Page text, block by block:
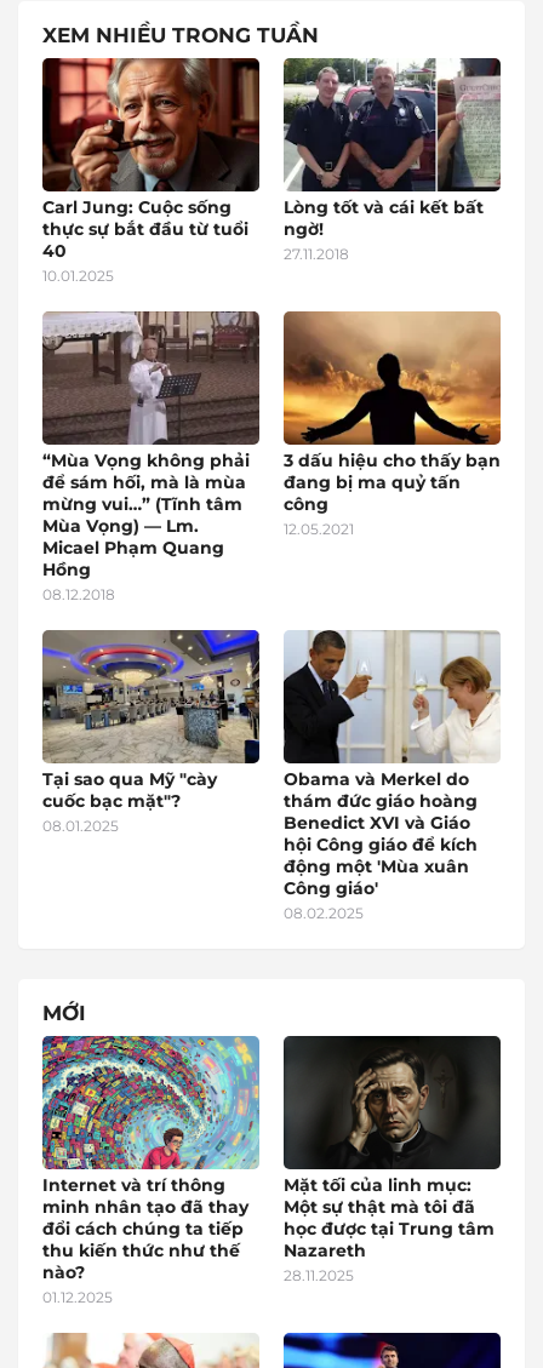
XEM NHIỀU TRONG TUẦN
Carl Jung: Cuộc sống
thực sự bắt đầu từ tuổi
40
10.01.2025
Lòng tốt và cái kết bất
ngờ!
27.11.2018
“Mùa Vọng không phải
để sám hối, mà là mùa
mừng vui…” (Tĩnh tâm
Mùa Vọng) — Lm.
Micael Phạm Quang
Hồng
08.12.2018
3 dấu hiệu cho thấy bạn
đang bị ma quỷ tấn
công
12.05.2021
Tại sao qua Mỹ "cày
cuốc bạc mặt"?
08.01.2025
Obama và Merkel do
thám đức giáo hoàng
Benedict XVI và Giáo
hội Công giáo để kích
động một 'Mùa xuân
Công giáo'
08.02.2025
MỚI
Internet và trí thông
minh nhân tạo đã thay
đổi cách chúng ta tiếp
thu kiến thức như thế
nào?
01.12.2025
Mặt tối của linh mục:
Một sự thật mà tôi đã
học được tại Trung tâm
Nazareth
28.11.2025